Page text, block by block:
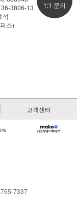
3806-13
석
스)
1:1 문의
고객센터
7337